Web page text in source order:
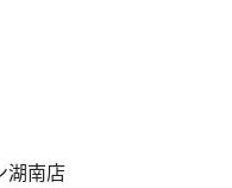
湖南店